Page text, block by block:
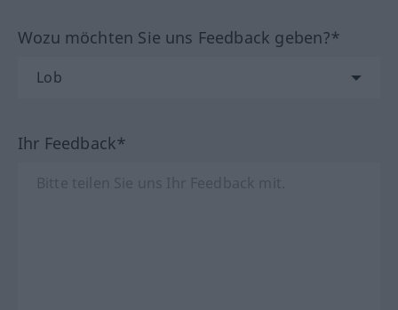
Wozu möchten Sie uns Feedback geben?*
Ihr Feedback*